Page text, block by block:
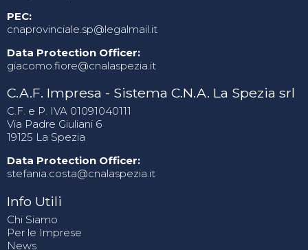
PEC:
cnaprovinciale.sp@legalmail.it
Data Protection Officer:
giacomo.fiore@cnalaspezia.it
C.A.F. Impresa - Sistema C.N.A. La Spezia srl
C.F. e P. IVA 01091040111
Via Padre Giuliani 6
19125 La Spezia
Data Protection Officer:
stefania.costa@cnalaspezia.it
Info Utili
Chi Siamo
Per le Imprese
News